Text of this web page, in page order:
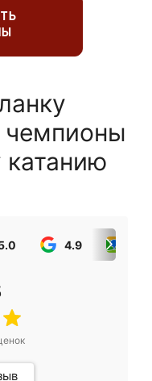
чемпионы
катанию
4.9